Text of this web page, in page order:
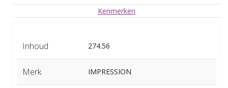
Kenmerken
Inhoud 274.56
Merk IMPRESSION